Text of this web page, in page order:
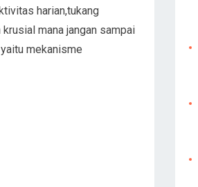
harian,tukang
mana jangan sampai
mekanisme